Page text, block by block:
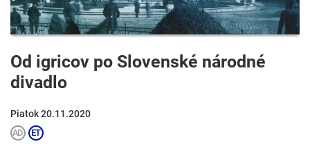
Od igricov po Slovenské národné
divadlo
Piatok 20.11.2020